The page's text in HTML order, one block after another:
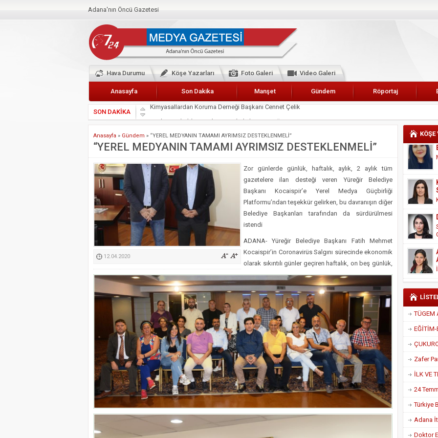
Adana'nın Öncü Gazetesi
Hava Durumu Köşe Yazarları Foto Galeri Video Galeri
Anasayfa Son Dakika Manşet Gündem Röportaj
SON DAKİKA
Başkan Güler’den Başkan Karalar’a hizmet çağrısı
Lokantacılar ve Kebapçılar Esnaf Odası Başkanı Şefik Arslan
Hak-İş Abdurrahman Yücel
HDP İL BİNASININ ÖNÜNDE ANNELER TARİH YAZIYORLAR
CEYHAN TİCARET ODASI
Hainler emellerine asla erişemeyecekler
BÖLGEMİZ ÇUKUROVA’DA 2019 YILI PAMUK HASADINA BAŞLANDI
İyi Parti Yüreğir İlçe Başkanı Enis Akyürek
Kimyasallardan Koruma Derneği Başkanı Cennet Çelik
Anasayfa » Gündem » “YEREL MEDYANIN TAMAMI AYRIMSIZ DESTEKLENMELİ”
“YEREL MEDYANIN TAMAMI AYRIMSIZ DESTEKLENMELİ”
12.04.2020
Zor günlerde günlük, haftalık, aylık, 2 aylık tüm
gazetelere ilan desteği veren Yüreğir Belediye
Başkanı Kocaispir’e Yerel Medya Güçbirliği
Platformu’ndan teşekkür gelirken, bu davranışın diğer
Belediye Başkanları tarafından da sürdürülmesi
istendi
ADANA- Yüreğir Belediye Başkanı Fatih Mehmet
Kocaispir’in Coronavirüs Salgını sürecinde ekonomik
olarak sıkıntılı günler geçiren haftalık, on beş günlük,
Adana